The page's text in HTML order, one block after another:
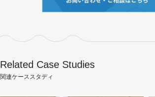
Related Case Studies
関連ケーススタディ